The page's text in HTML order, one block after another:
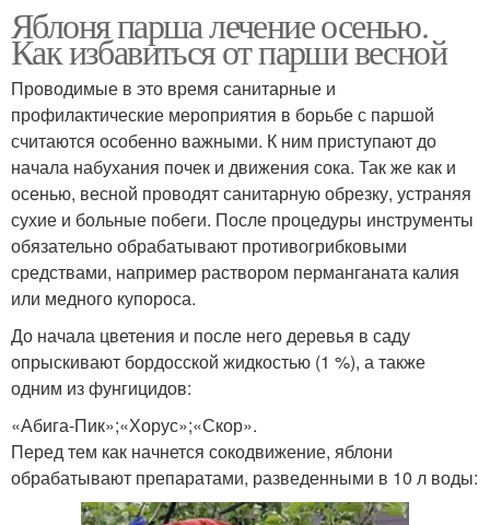
Яблоня парша лечение осенью.
Как избавиться от парши весной
Проводимые в это время санитарные и
профилактические мероприятия в борьбе с паршой
считаются особенно важными. К ним приступают до
начала набухания почек и движения сока. Так же как и
осенью, весной проводят санитарную обрезку, устраняя
сухие и больные побеги. После процедуры инструменты
обязательно обрабатывают противогрибковыми
средствами, например раствором перманганата калия
или медного купороса.
До начала цветения и после него деревья в саду
опрыскивают бордосской жидкостью (1 %), а также
одним из фунгицидов:
«Абига-Пик»;«Хорус»;«Скор».
Перед тем как начнется сокодвижение, яблони
обрабатывают препаратами, разведенными в 10 л воды: